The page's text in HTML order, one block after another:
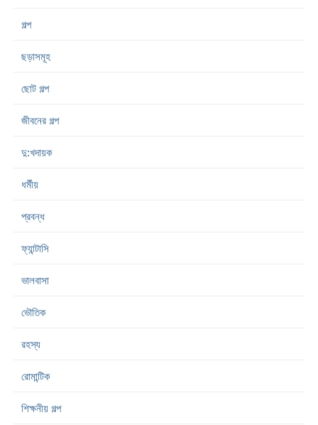
গল্প
ছড়াসমূহ
ছোট গল্প
জীবনের গল্প
দু:খদায়ক
ধর্মীয়
প্রবন্ধ
ফ্যান্টাসি
ভালবাসা
ভৌতিক
রহস্য
রোমান্টিক
শিক্ষনীয় গল্প